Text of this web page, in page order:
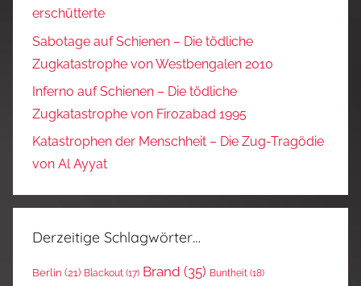
erschütterte
Sabotage auf Schienen – Die tödliche
Zugkatastrophe von Westbengalen 2010
Inferno auf Schienen – Die tödliche
Zugkatastrophe von Firozabad 1995
Katastrophen der Menschheit – Die Zug-Tragödie
von Al Ayyat
Derzeitige Schlagwörter…
Berlin (21) Blackout (17) Brand (35) Buntheit (18)